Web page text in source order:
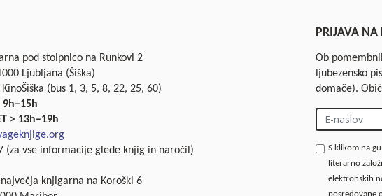
pod stolpnico na Runkovi 2
Ljubljana (Šiška)
KinoŠiška (bus 1, 3, 5, 8, 22, 25, 60)
9h–15h
> 13h–19h
(za vse informacije glede knjig in naročil)
knjigarna na Koroški 6
PRIJAVA NA
Ob
ljubezensko
domače).
S klikom na
literarno
elektronskih